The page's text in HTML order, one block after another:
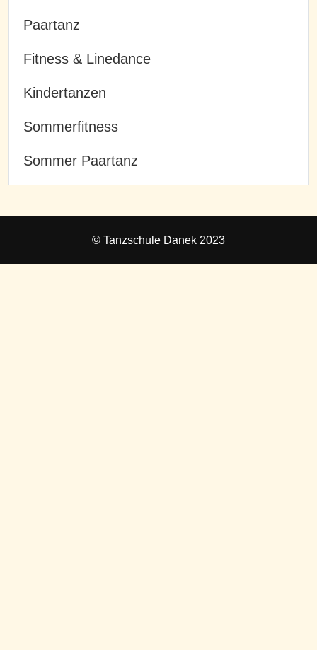
Paartanz
Fitness & Linedance
Kindertanzen
Sommerfitness
Sommer Paartanz
© Tanzschule Danek 2023